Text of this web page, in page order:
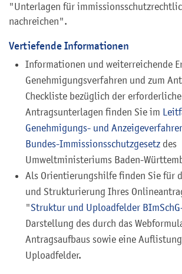
"Unterlagen für
nachreichen".
Vertiefende Informationen
Informationen und weiterreichende
Genehmigungsverfahren und zum
Checkliste bezüglich der
Antragsunterlagen finden Sie im
Genehmigungs- und
Bundes-Immissionsschutzgesetz des
Umweltministeriums Baden-
Als Orientierungshilfe finden Sie für
und Strukturierung Ihres
"Struktur und Uploadfelder
Darstellung des durch das
Antragsaufbaus sowie eine
Uploadfelder.